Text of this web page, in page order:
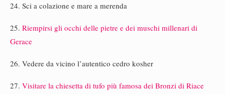
24. Sci a colazione e mare a merenda
25. Riempirsi gli occhi delle pietre e dei muschi millenari di
Gerace
26. Vedere da vicino l’autentico cedro kosher
27. Visitare la chiesetta di tufo più famosa dei Bronzi di Riace